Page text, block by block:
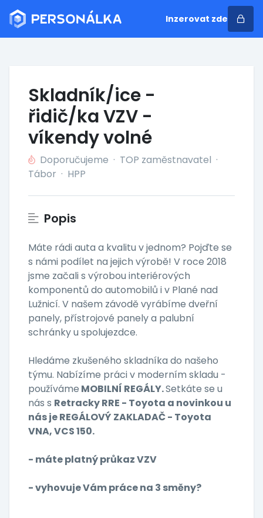
Inzerovat zde
Skladník/ice -
řidič/ka VZV -
víkendy volné
Doporučujeme · TOP zaměstnavatel ·
Tábor · HPP
Popis
Máte rádi auta a kvalitu v jednom? Pojďte se
s námi podílet na jejich výrobě! V roce 2018
jsme začali s výrobou interiérových
komponentů do automobilů i v Plané nad
Lužnicí. V našem závodě vyrábíme dveřní
panely, přístrojové panely a palubní
schránky u spolujezdce.
Hledáme zkušeného skladníka do našeho
týmu. Nabízíme práci v moderním skladu -
používáme MOBILNÍ REGÁLY.Setkáte se u
nás s Retracky RRE - Toyota a novinkou u
nás je REGÁLOVÝ ZAKLADAČ - Toyota
VNA, VCS 150.
- máte platný průkaz VZV
- vyhovuje Vám práce na 3 směny?